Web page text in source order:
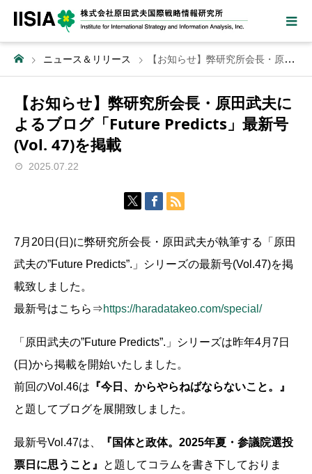
ニュース＆リリース 【お知らせ】弊研究所会長・原田武夫によるブログ「Future Predicts」最新号(Vol. 47)を掲載
【お知らせ】弊研究所会長・原田武夫に
よるブログ「Future Predicts」最新号
(Vol. 47)を掲載
2025.07.22
7月20日(日)に弊研究所会長・原田武夫が執筆する「原田
武夫の”Future Predicts”.」シリーズの最新号(Vol.47)を掲
載致しました。
最新号はこちら⇒https://haradatakeo.com/special/
「原田武夫の”Future Predicts”.」シリーズは昨年4月7日
(日)から掲載を開始いたしました。
前回のVol.46は 『今日、からやらねばならないこと。』
と題してブログを展開致しました。
最新号Vol.47は、
『国体と政体。2025年夏・参議院選投
票日に思うこと 』
と題してコラムを書き下しておりま